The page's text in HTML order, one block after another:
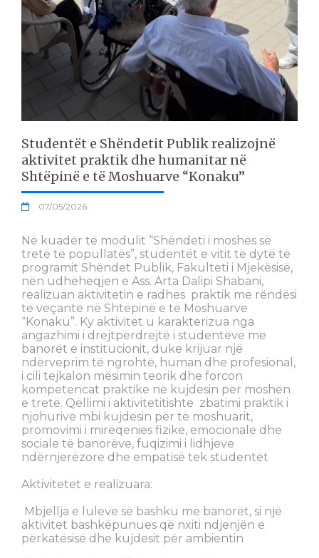
Studentët e Shëndetit Publik realizojnë
aktivitet praktik dhe humanitar në
Shtëpinë e të Moshuarve “Konaku”
07/05/2026
Në kuadër të modulit “Shëndeti i moshës së
tretë të popullatës”, studentët e vitit të dytë të
programit Shëndet Publik, Fakulteti i Mjekësisë,
nën udhëheqjen e Ass. Arta Dalipi Shabani,
realizuan aktivitetin e radhes praktik me rëndësi
të veçantë në Shtëpinë e të Moshuarve
“Konaku”. Ky aktivitet u karakterizua nga
angazhimi i drejtpërdrejtë i studentëve me
banorët e institucionit, duke krijuar një
ndërveprim të ngrohtë, human dhe profesional,
i cili tejkalon mësimin teorik dhe forcon
kompetencat praktike në kujdesin për moshën
e tretë. Qëllimi i aktivitetitishte zbatimi praktik i
njohurive mbi kujdesin për të moshuarit,
promovimi i mirëqenies fizike, emocionale dhe
sociale të banorëve, fuqizimi i lidhjeve
ndërnjerëzore dhe empatisë tek studentët
Aktivitetet e realizuara:
Mbjellja e luleve së bashku me banorët, si një
aktivitet bashkëpunues që nxiti ndjenjën e
përkatësisë dhe kujdesit për ambientin